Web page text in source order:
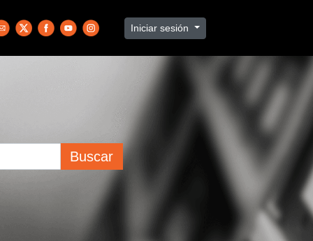
Iniciar sesión
Buscar